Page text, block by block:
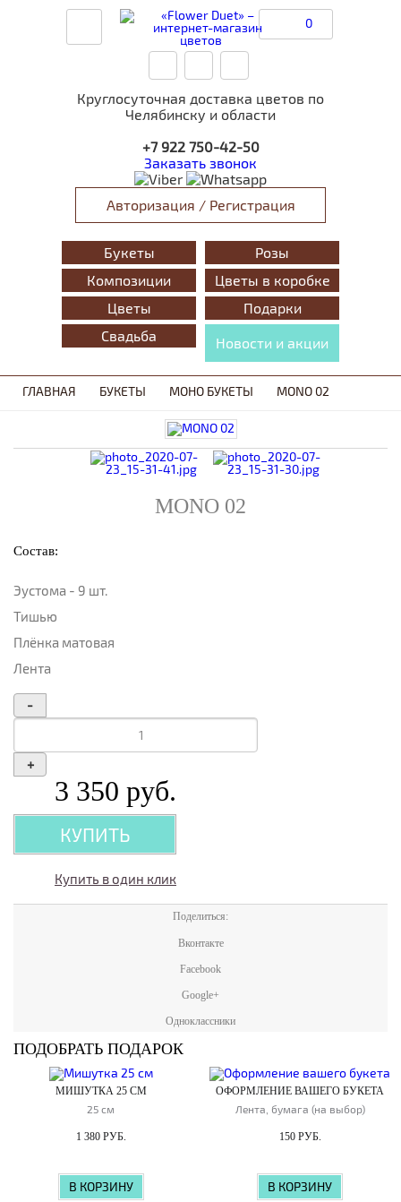
0
Круглосуточная доставка цветов по
Челябинску и области
+7 922 750-42-50
Заказать звонок
Авторизация / Регистрация
Букеты
Розы
Композиции
Цветы в коробке
Цветы
Подарки
Свадьба
Новости и акции
ГЛАВНАЯ БУКЕТЫ МОНО БУКЕТЫ MONO 02
MONO 02
Состав:
Эустома - 9 шт.
Тишью
Плёнка матовая
Лента
-
+
3 350 руб.
КУПИТЬ
Купить в один клик
Поделиться:
Вконтакте
Facebook
Google+
Одноклассники
ПОДОБРАТЬ ПОДАРОК
МИШУТКА 25 СМ
25 см
1 380 РУБ.
В КОРЗИНУ
ОФОРМЛЕНИЕ ВАШЕГО БУКЕТА
Лента, бумага (на выбор)
150 РУБ.
В КОРЗИНУ